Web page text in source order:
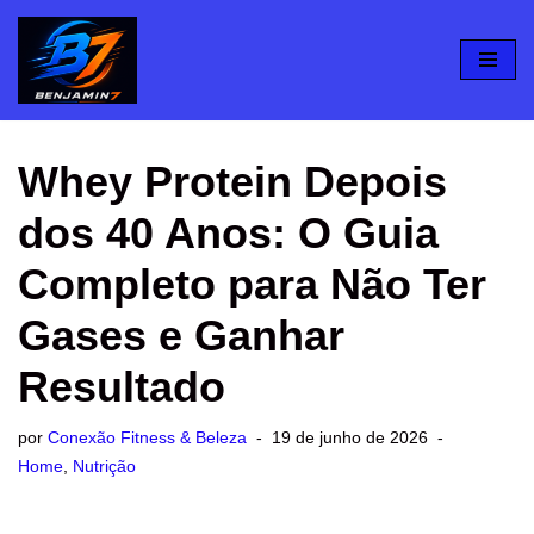
Pular
para
o
Whey Protein Depois
dos 40 Anos: O Guia
Completo para Não Ter
Gases e Ganhar
Resultado
por Conexão Fitness & Beleza
19 de junho de 2026
Home Nutrição